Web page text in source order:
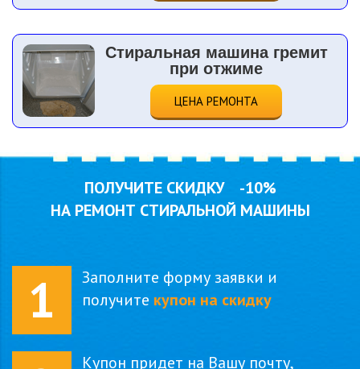
Стиральная машина гремит
при отжиме
ЦЕНА РЕМОНТА
ПОЛУЧИТЕ СКИДКУ -10%
НА РЕМОНТ СТИРАЛЬНОЙ МАШИНЫ
1
Заполните форму заявки и
получите купон на скидку
Купон придет на Вашу почту,